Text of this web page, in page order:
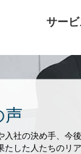
サー
声
社の決め手、今
した人たちのリ